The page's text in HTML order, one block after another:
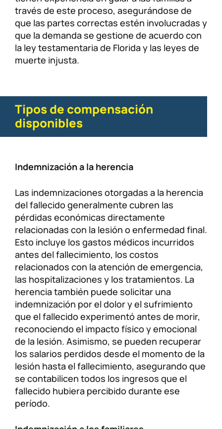
través de este proceso, asegurándose de
que las partes correctas estén involucradas y
que la demanda se gestione de acuerdo con
la ley testamentaria de Florida y las leyes de
muerte injusta.
Tipos de compensación
disponibles
Indemnización a la herencia
Las indemnizaciones otorgadas a la herencia
del fallecido generalmente cubren las
pérdidas económicas directamente
relacionadas con la lesión o enfermedad final.
Esto incluye los gastos médicos incurridos
antes del fallecimiento, los costos
relacionados con la atención de emergencia,
las hospitalizaciones y los tratamientos. La
herencia también puede solicitar una
indemnización por el dolor y el sufrimiento
que el fallecido experimentó antes de morir,
reconociendo el impacto físico y emocional
de la lesión. Asimismo, se pueden recuperar
los salarios perdidos desde el momento de la
lesión hasta el fallecimiento, asegurando que
se contabilicen todos los ingresos que el
fallecido hubiera percibido durante ese
período.